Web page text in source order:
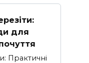
для
Практичні